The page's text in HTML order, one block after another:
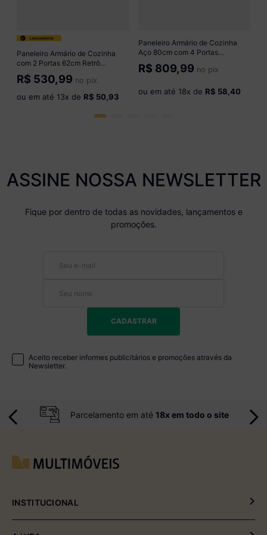
Paneleiro Armário de Cozinha
com 2 Portas 62cm Retrô
Florença Multimóveis MP2438
Preto
R$ 530,99 no pix
ou em até 13x de R$ 50,93
Paneleiro Armário de Cozinha
Aço 80cm com 4 Portas
Multimóveis CR20529 Branco
R$ 809,99 no pix
ou em até 18x de R$ 58,40
ASSINE NOSSA NEWSLETTER
Fique por dentro de todas as novidades, lançamentos e
promoções.
CADASTRAR
Aceito receber informes publicitários e promoções através da
Newsletter.
Parcelamento em até 18x em todo o site
INSTITUCIONAL